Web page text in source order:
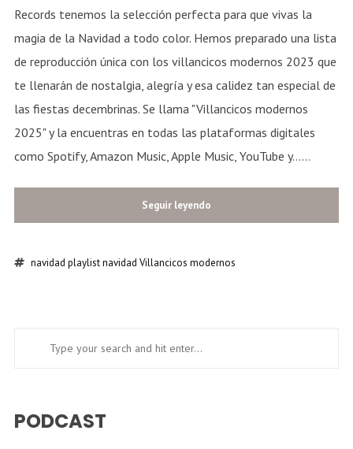
Records tenemos la selección perfecta para que vivas la
magia de la Navidad a todo color. Hemos preparado una lista
de reproducción única con los villancicos modernos 2023 que
te llenarán de nostalgia, alegría y esa calidez tan especial de
las fiestas decembrinas. Se llama "Villancicos modernos
2025" y la encuentras en todas las plataformas digitales
como Spotify, Amazon Music, Apple Music, YouTube y......
Seguir leyendo
navidad playlist navidad Villancicos modernos
PODCAST